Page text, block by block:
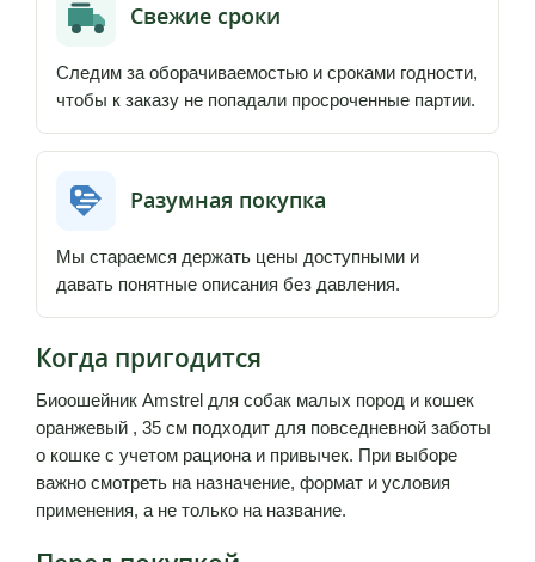
Свежие сроки
Следим за оборачиваемостью и сроками годности,
чтобы к заказу не попадали просроченные партии.
Разумная покупка
Мы стараемся держать цены доступными и
давать понятные описания без давления.
Когда пригодится
Биоошейник Amstrel для собак малых пород и кошек
оранжевый , 35 см подходит для повседневной заботы
о кошке с учетом рациона и привычек. При выборе
важно смотреть на назначение, формат и условия
применения, а не только на название.